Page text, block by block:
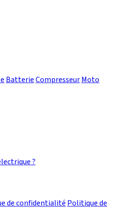
BatterieCompresseurMoto
?
de confidentialité Politique de